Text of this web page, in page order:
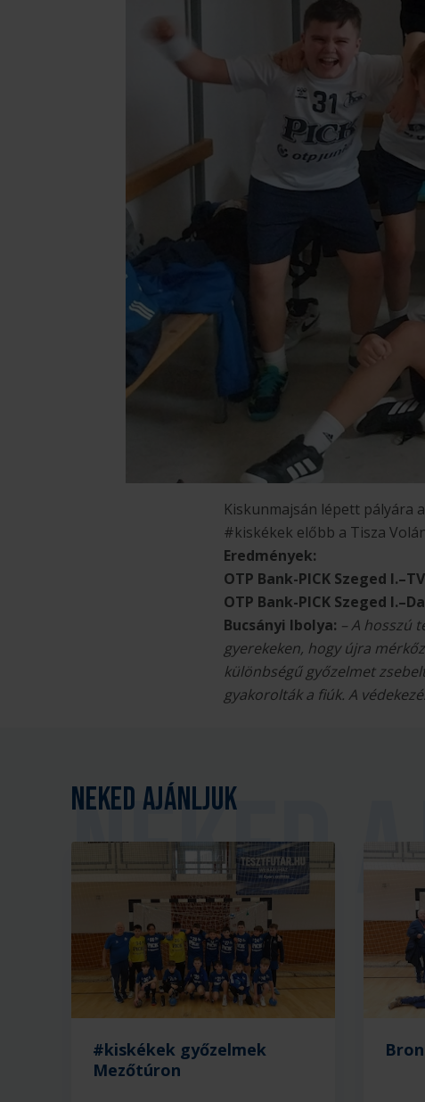
Kiskunmajsán lépett pályára
#kiskékek előbb a Tisza
Eredmények:
OTP Bank-PICK Szeged
OTP Bank-PICK Szeged
Bucsányi Ibolya: – A hosszú
gyerekeken, hogy újra
különbségű győzelmet
gyakorolták a fiúk. A
Neked ajánljuk
#kiskékek győzelmek
Mezőtúron